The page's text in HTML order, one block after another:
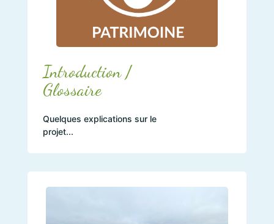
Introduction /
Glossaire
Quelques explications sur le
projet...